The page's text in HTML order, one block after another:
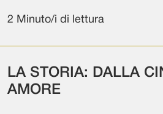
2 Minuto/i di lettura
LA STORIA: DALLA
AMORE